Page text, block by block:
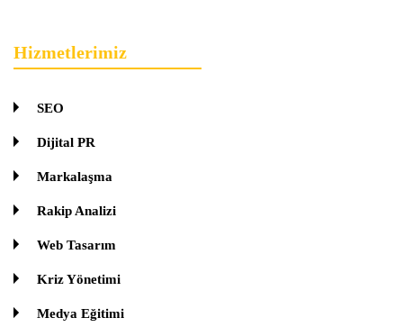
Hizmetlerimiz
SEO
Dijital PR
Markalaşma
Rakip Analizi
Web Tasarım
Kriz Yönetimi
Medya Eğitimi